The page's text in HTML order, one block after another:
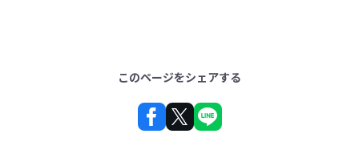
このページをシェアする